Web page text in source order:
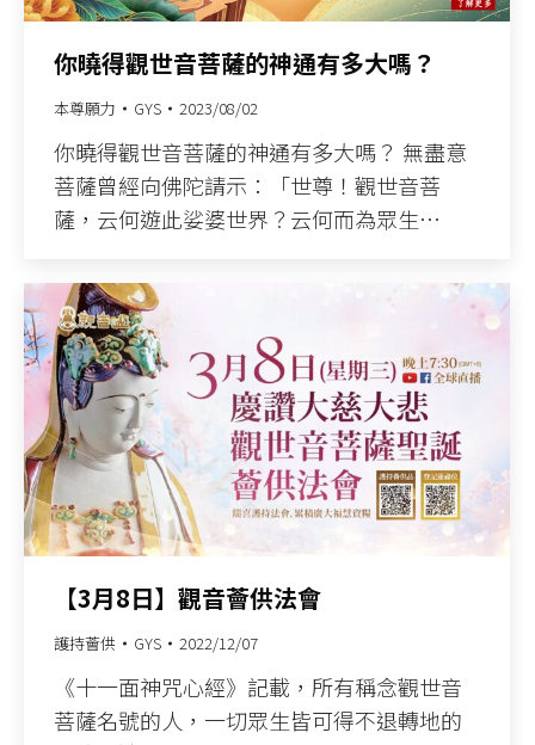
你曉得觀世音菩薩的神通有多大嗎？
本尊願力 GYS 2023/08/02
你曉得觀世音菩薩的神通有多大嗎？ 無盡意
菩薩曾經向佛陀請示：「世尊！觀世音菩
薩，云何遊此娑婆世界？云何而為眾生…
【3月8日】觀音薈供法會
護持薈供 GYS 2022/12/07
《十一面神咒心經》記載，所有稱念觀世音
菩薩名號的人，一切眾生皆可得不退轉地的